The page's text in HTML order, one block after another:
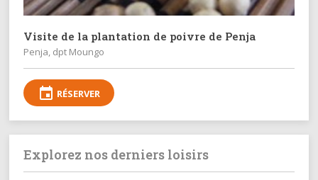
Visite de la plantation de poivre de Penja
Penja, dpt Moungo
event RÉSERVER
Explorez nos derniers loisirs